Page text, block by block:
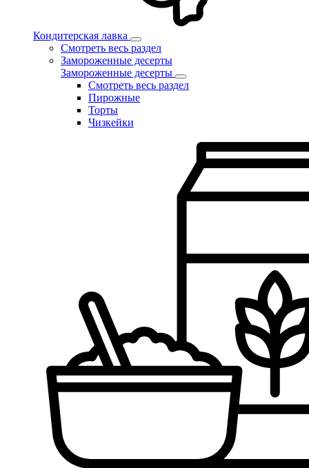
Кондитерская лавка
Смотреть весь раздел
Замороженные десерты
Замороженные десерты
Смотреть весь раздел
Пирожные
Торты
Чизкейки